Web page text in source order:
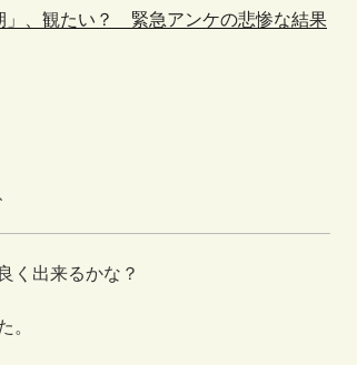
」、観たい？ 緊急アンケの悲惨な結果
く出来るかな？
。